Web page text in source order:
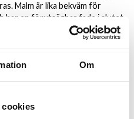
Om
cookies
Malm är lika bekväm för
har en förutsägbar fade i slutet